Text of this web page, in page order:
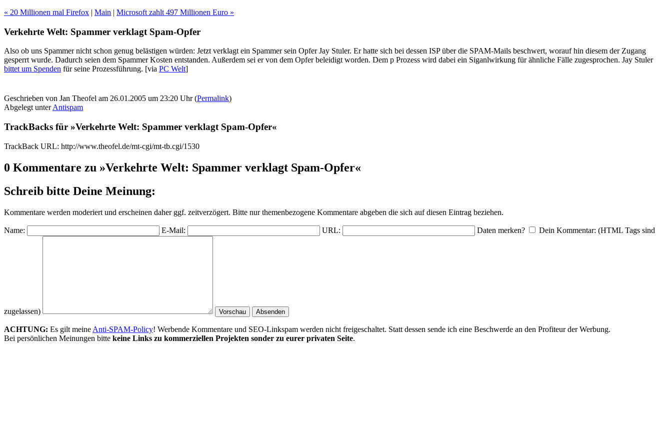
« 20 Millionen mal Firefox | Main | Microsoft zahlt 497 Millionen Euro »
Verkehrte Welt: Spammer verklagt Spam-Opfer
Also ob uns Spammer nicht schon genug belästigen würden: Jetzt verklagt ein Spammer sein Opfer Jay Stuler. Er hatte sich bei dessen ISP über die SPAM-Mails beschwert, worauf hin diesem der Zugang
gesperrt wurde. Dadurch seien dem Spammer Kosten entstanden. Außerdem sei er von dem Opfer beleidigt worden. Dem p Prozess wird dabei ein Siganlwirkung für ähnliche Fälle zugesprochen. Jay Stuler
bittet um Spenden für seine Prozessführung. [via PC Welt]
Geschrieben von Jan Theofel am 26.01.2005 um 23:20 Uhr (Permalink)
Abgelegt unterAntispam
TrackBacks für »Verkehrte Welt: Spammer verklagt Spam-Opfer«
TrackBack URL: http://www.theofel.de/mt-cgi/mt-tb.cgi/1530
0 Kommentare zu »Verkehrte Welt: Spammer verklagt Spam-Opfer«
Schreib bitte Deine Meinung:
Kommentare werden moderiert und erscheinen daher ggf. zeitverzögert. Bitte nur themenbezogene Kommentare abgeben die sich auf diesen Eintrag beziehen.
Name: E-Mail: URL: Daten merken? Dein Kommentar: (HTML Tags sind
zugelassen)
ACHTUNG: Es gilt meine Anti-SPAM-Policy! Werbende Kommentare und SEO-Linkspam werden nicht freigeschaltet. Statt dessen sende ich eine Beschwerde an den Profiteur der Werbung.
Bei persönlichen Meinungen bitte keine Links zu kommerziellen Projekten sonder zu eurer privaten Seite.